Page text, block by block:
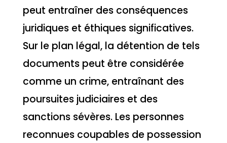
peut entraîner des conséquences
juridiques et éthiques significatives.
Sur le plan légal, la détention de tels
documents peut être considérée
comme un crime, entraînant des
poursuites judiciaires et des
sanctions sévères. Les personnes
reconnues coupables de possession